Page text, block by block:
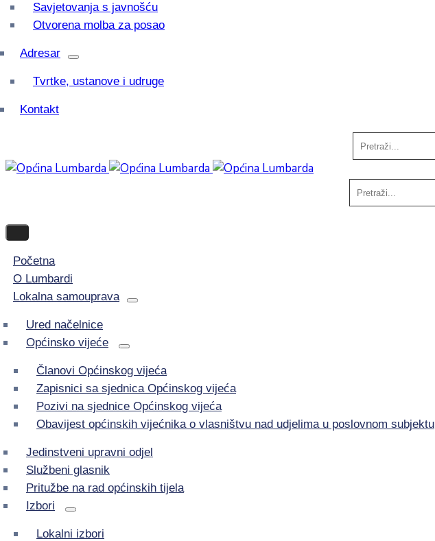
Savjetovanja s javnošću
Otvorena molba za posao
Adresar
Tvrtke, ustanove i udruge
Kontakt
Početna
O Lumbardi
Lokalna samouprava
Ured načelnice
Općinsko vijeće
Članovi Općinskog vijeća
Zapisnici sa sjednica Općinskog vijeća
Pozivi na sjednice Općinskog vijeća
Obavijest općinskih vijećnika o vlasništvu nad udjelima u poslovnom subjektu
Jedinstveni upravni odjel
Službeni glasnik
Pritužbe na rad općinskih tijela
Izbori
Lokalni izbori